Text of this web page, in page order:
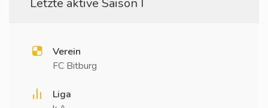
Letzte aktive Saison I
Verein
FC Bitburg
Liga